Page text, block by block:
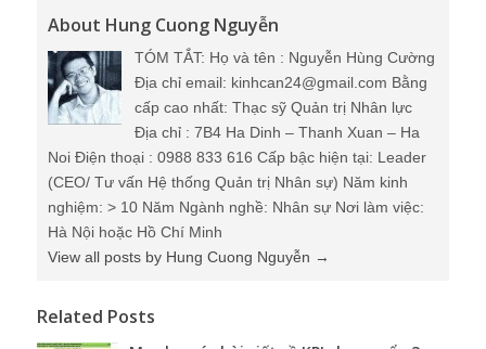
About Hung Cuong Nguyễn
TÓM TẮT: Họ và tên : Nguyễn Hùng Cường
Địa chỉ email: kinhcan24@gmail.com Bằng
cấp cao nhất: Thạc sỹ Quản trị Nhân lực
Địa chỉ : 7B4 Ha Dinh – Thanh Xuan – Ha
Noi Điện thoại : 0988 833 616 Cấp bậc hiện tại: Leader
(CEO/ Tư vấn Hệ thống Quản trị Nhân sự) Năm kinh
nghiệm: > 10 Năm Ngành nghề: Nhân sự Nơi làm việc:
Hà Nội hoặc Hồ Chí Minh
View all posts by Hung Cuong Nguyễn →
Related Posts